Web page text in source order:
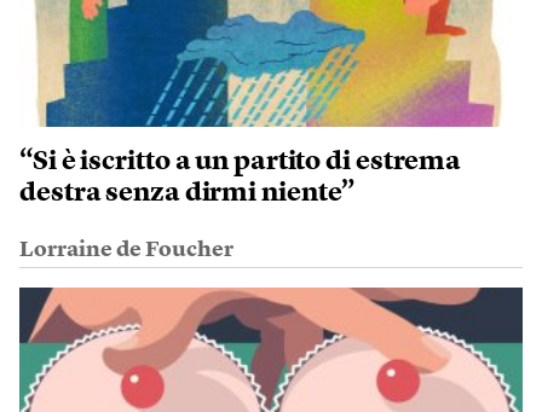
“Si è iscritto a un partito di estrema
destra senza dirmi niente”
Lorraine de Foucher